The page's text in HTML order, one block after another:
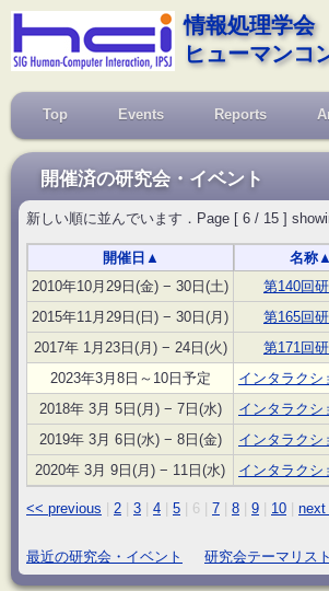
情報処理学会
ヒューマンコ
Top Events Reports
開催済の研究会・イベント
新しい順に並んでいます．Page [ 6 / 15 ]
開催日 ▲ 名称 ▲
2010年10月29日(金) − 30日(土)
第140回
2015年11月29日(日) − 30日(月)
第165回
2017年 1月23日(月) − 24日(火)
第171回
2023年3月8日～10日予定
インタラクシ
2018年 3月 5日(月) − 7日(水)
インタラクシ
2019年 3月 6日(水) − 8日(金)
インタラクシ
2020年 3月 9日(月) − 11日(水)
インタラクシ
<< previous 2 3 4 5 6 7 8 9 10 next
最近の研究会・イベント 研究会テーマリスト